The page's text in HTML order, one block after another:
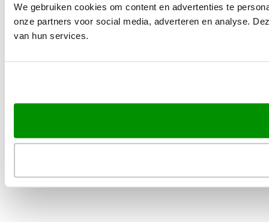
We gebruiken cookies om content en advertenties te
onze partners voor social media, adverteren en analyse.
van hun services.